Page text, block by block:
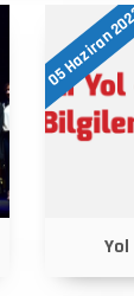
05 Haziran